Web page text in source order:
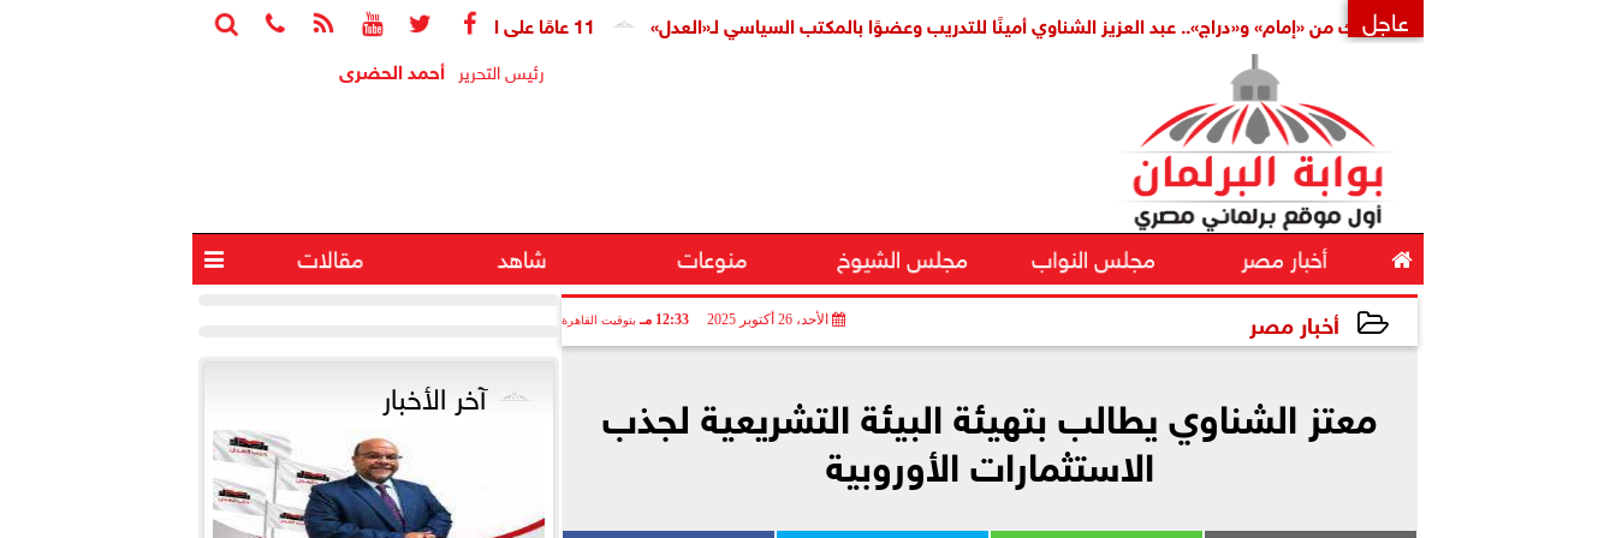





 عاجل 11 عامًا على افتتاح قناة السويس الجديدة.. النائبة مروة قنصوة: رؤية الدولة حولت الممر الملاحي إلى مركز اقتصادي عالمي بتكليف مشترك من «إمام» و«دراج».. عبد العزيز الشناوي أمينًا للتدريب وعضوًا بالمكتب السياسي لـ«العدل»
رئيس التحرير أحمد الحضرى
 أخبار مصر مجلس النواب مجلس الشيوخ منوعات شاهد مقالات 
أخبار مصر الأحد، 26 أكتوبر 2025 12:33 مـ بتوقيت القاهرة
معتز الشناوي يطالب بتهيئة البيئة التشريعية لجذب
الاستثمارات الأوروبية
آخر الأخبار